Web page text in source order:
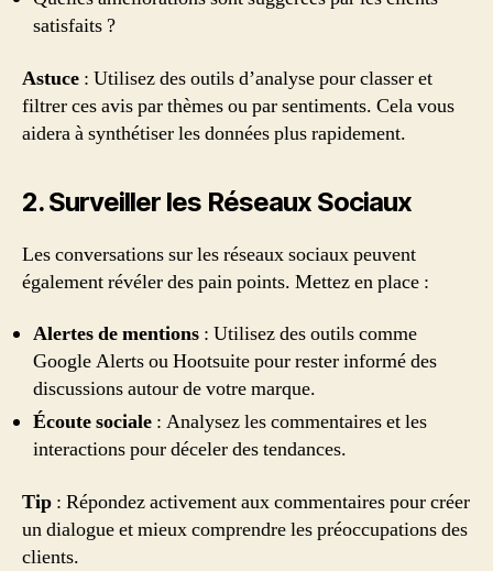
satisfaits ?
Astuce : Utilisez des outils d’analyse pour classer et
filtrer ces avis par thèmes ou par sentiments. Cela vous
aidera à synthétiser les données plus rapidement.
2. Surveiller les Réseaux Sociaux
Les conversations sur les réseaux sociaux peuvent
également révéler des pain points. Mettez en place :
Alertes de mentions : Utilisez des outils comme
Google Alerts ou Hootsuite pour rester informé des
discussions autour de votre marque.
Écoute sociale : Analysez les commentaires et les
interactions pour déceler des tendances.
Tip : Répondez activement aux commentaires pour créer
un dialogue et mieux comprendre les préoccupations des
clients.